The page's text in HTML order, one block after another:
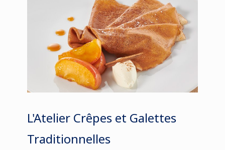
L'Atelier Crêpes et Galettes
Traditionnelles